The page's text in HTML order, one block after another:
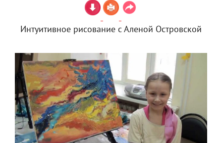
Интуитивное рисование с Аленой Островской